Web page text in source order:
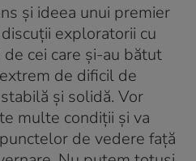
și ideea unui premier
exploratorii cu
cei care şi-au bătut
de dificil de
şi solidă. Vor
multe condiţii şi va
de vedere faţă